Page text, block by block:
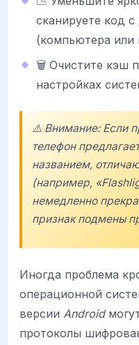
сканируете код с
(компьютера или
🗑️ Очистите кэш
настройках
⚠️ Внимание: Если
телефон
названием,
(например,
немедленно
признак подмены
Иногда проблема
операционной
версии Android
протоколы